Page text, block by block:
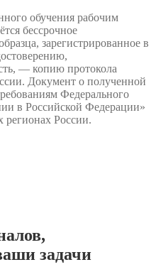
обучения рабочим
бессрочное
зарегистрированное в
— копию протокола
Документ о полученной
Федерального
в Российской Федерации»
регионах России.
,
задачи